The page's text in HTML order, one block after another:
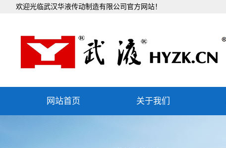
欢迎光临武汉华液传动制造有限公司官方网站！
网站首页 关于我们